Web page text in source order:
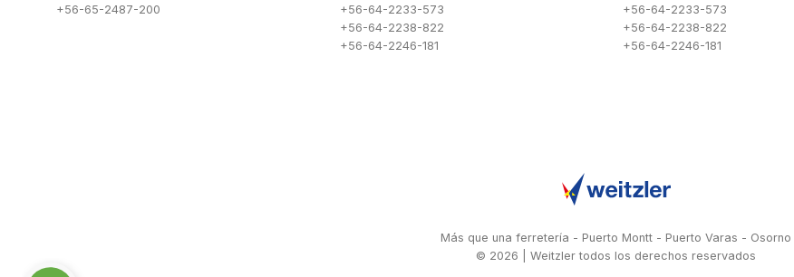
+56-65-2487-200
+56-64-2233-573
+56-64-2238-822
+56-64-2246-181
+56-64-2233-573
+56-64-2238-822
+56-64-2246-181
Más que una ferretería - Puerto Montt - Puerto Varas - Osorno
© 2026 | Weitzler todos los derechos reservados